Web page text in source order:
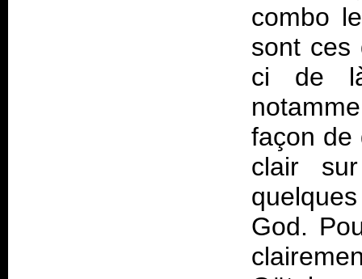
combo
sont ces
ci de
façon de
clair
God.